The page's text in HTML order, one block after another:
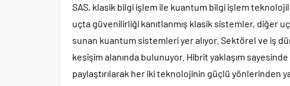
SAS, klasik bilgi işlem ile kuantum bilgi işlem
uçta güvenilirliği kanıtlanmış klasik sistemler, diğer
sunan kuantum sistemleri yer alıyor. Sektörel ve iş
kesişim alanında bulunuyor. Hibrit yaklaşım
paylaştırılarak her iki teknolojinin güçlü yönlerinden